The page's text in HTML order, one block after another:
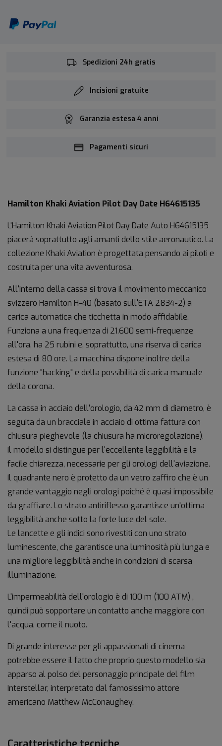
Spedizioni 24h gratis
Incisioni gratuite
Garanzia estesa 4 anni
Pagamenti sicuri
Hamilton Khaki Aviation Pilot Day Date H64615135
L'Hamilton Khaki Aviation Pilot Day Date Auto H64615135
piacerà soprattutto agli amanti dello stile aeronautico. La
collezione Khaki Aviation è progettata pensando ai piloti e
costruita per una vita avventurosa.
All'interno della cassa si trova il movimento meccanico
svizzero Hamilton H-40 (basato sull'ETA 2834-2) a
carica automatica che ticchetta in modo affidabile.
Funziona a una frequenza di 21.600 semi-frequenze
all'ora, ha 25 rubini e, soprattutto, una riserva di carica
estesa di 80 ore. La macchina dispone inoltre della
funzione "hacking" e della possibilità di carica manuale
della corona.
La cassa in acciaio dell'orologio, da 42 mm di diametro, è
seguita da un bracciale in acciaio di ottima fattura con
chiusura pieghevole (la chiusura ha microregolazione).
Il modello si distingue per l'eccellente leggibilità e la
facile chiarezza, necessarie per gli orologi dell'aviazione.
Il quadrante nero è protetto da un vetro zaffiro che è un
grande vantaggio negli orologi poiché è quasi impossibile
da graffiare. Lo strato antiriflesso garantisce un'ottima
leggibilità anche sotto la forte luce del sole.
Le lancette e gli indici sono rivestiti con uno strato
luminescente, che garantisce una luminosità più lunga e
una migliore leggibilità anche in condizioni di scarsa
illuminazione.
L'impermeabilità dell'orologio è di 100 m (100 ATM) ,
quindi può sopportare un contatto anche maggiore con
l'acqua, come il nuoto.
Di grande interesse per gli appassionati di cinema
potrebbe essere il fatto che proprio questo modello sia
apparso al polso del personaggio principale del film
Interstellar, interpretato dal famosissimo attore
americano Matthew McConaughey.